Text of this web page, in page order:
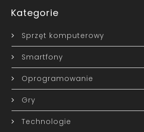
Kategorie
Sprzęt komputerowy
Smartfony
Oprogramowanie
Gry
Technologie